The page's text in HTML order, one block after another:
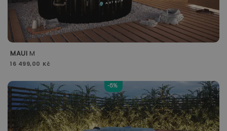
MAUI M
16 499,00 Kč
-5%